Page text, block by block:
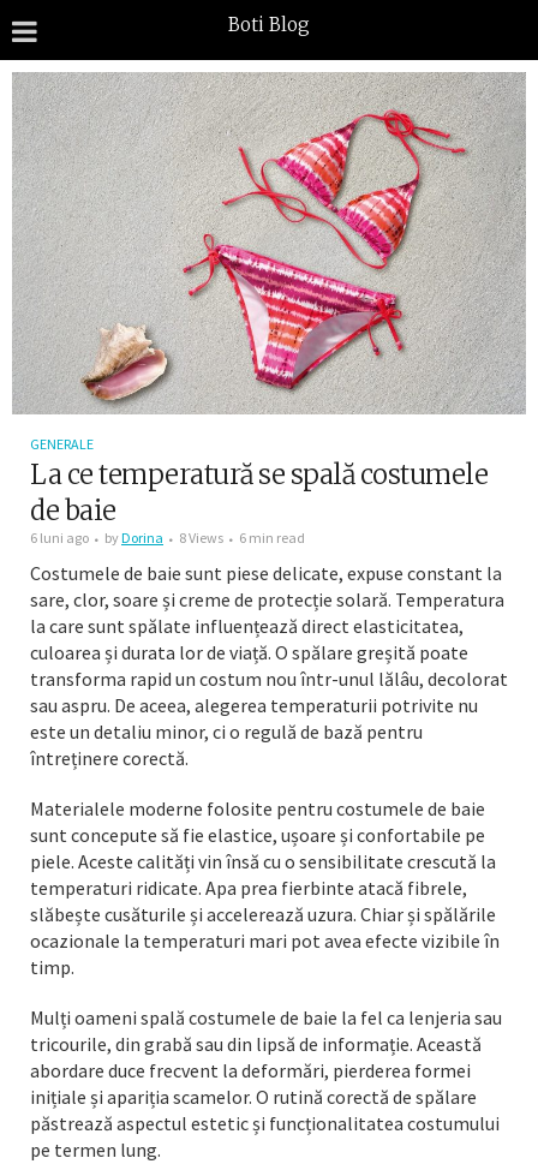
Boti Blog
GENERALE
La ce temperatură se spală costumele
de baie
6 luni ago byDorina 8 Views 6 min read
Costumele de baie sunt piese delicate, expuse constant la
sare, clor, soare și creme de protecție solară. Temperatura
la care sunt spălate influențează direct elasticitatea,
culoarea și durata lor de viață. O spălare greșită poate
transforma rapid un costum nou într-unul lălâu, decolorat
sau aspru. De aceea, alegerea temperaturii potrivite nu
este un detaliu minor, ci o regulă de bază pentru
întreținere corectă.
Materialele moderne folosite pentru costumele de baie
sunt concepute să fie elastice, ușoare și confortabile pe
piele. Aceste calități vin însă cu o sensibilitate crescută la
temperaturi ridicate. Apa prea fierbinte atacă fibrele,
slăbește cusăturile și accelerează uzura. Chiar și spălările
ocazionale la temperaturi mari pot avea efecte vizibile în
timp.
Mulți oameni spală costumele de baie la fel ca lenjeria sau
tricourile, din grabă sau din lipsă de informație. Această
abordare duce frecvent la deformări, pierderea formei
inițiale și apariția scamelor. O rutină corectă de spălare
păstrează aspectul estetic și funcționalitatea costumului
pe termen lung.